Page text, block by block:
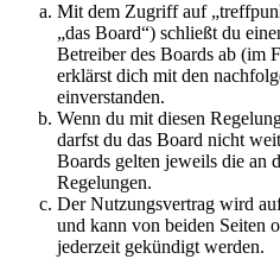
Mit dem Zugriff auf
„das Board“) schließt du
Betreiber des Boards ab (im
erklärst dich mit den
einverstanden.
Wenn du mit diesen
darfst du das Board nicht
Boards gelten jeweils die an
Regelungen.
Der Nutzungsvertrag wird
und kann von beiden Seiten
jederzeit gekündigt werden.